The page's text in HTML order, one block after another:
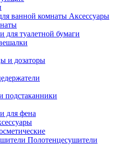
Аксессуары
для туалетной бумаги
и дозаторы
подстаканники
для фена
Полотенцесушители